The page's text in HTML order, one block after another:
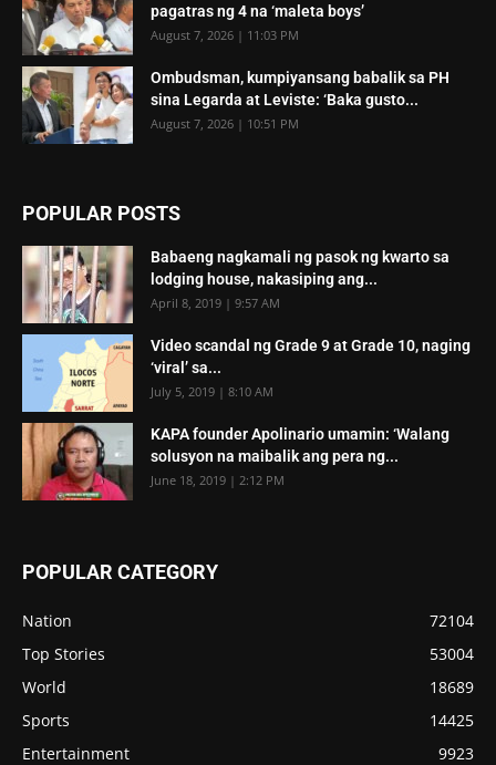
pagatras ng 4 na ‘maleta boys’
August 7, 2026 | 11:03 PM
Ombudsman, kumpiyansang babalik sa PH
sina Legarda at Leviste: ‘Baka gusto...
August 7, 2026 | 10:51 PM
POPULAR POSTS
Babaeng nagkamali ng pasok ng kwarto sa
lodging house, nakasiping ang...
April 8, 2019 | 9:57 AM
Video scandal ng Grade 9 at Grade 10, naging
‘viral’ sa...
July 5, 2019 | 8:10 AM
KAPA founder Apolinario umamin: ‘Walang
solusyon na maibalik ang pera ng...
June 18, 2019 | 2:12 PM
POPULAR CATEGORY
Nation
72104
Top Stories
53004
World
18689
Sports
14425
Entertainment
9923